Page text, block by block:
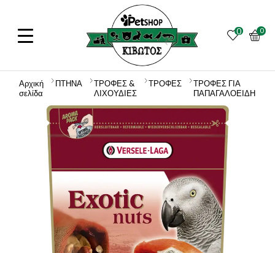
0 0
Αρχική
σελίδα
ΠΤΗΝΑ
ΤΡΟΦΕΣ &
ΛΙΧΟΥΔΙΕΣ
ΤΡΟΦΕΣ
ΤΡΟΦΕΣ ΓΙΑ
ΠΑΠΑΓΑΛΟΕΙΔΗ